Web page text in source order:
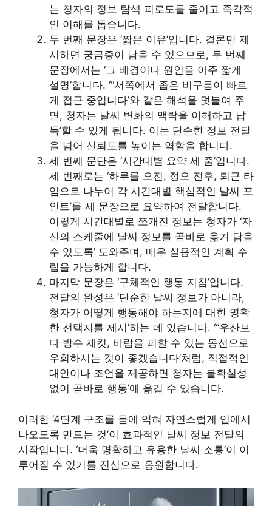
는 청자의 정보 탐색 피로도를 줄이고 즉각적
인 이해를 돕습니다.
두 번째 문장은 ‘짧은 이유’입니다. 결론만 제
시하면 궁금증이 남을 수 있으므로, 두 번째
문장에서는 ‘그 배경이나 원인을 아주 짧게
설명’합니다. “‘서쪽에서 좁은 비구름이 빠르
게 접근 중입니다’와 같은 해석을 덧붙여 주
면, 청자는 날씨 변화의 맥락을 이해하고 납
득’할 수 있게 됩니다. 이는 단순한 정보 전달
을 넘어 신뢰도를 높이는 역할을 합니다.
세 번째 문단은 ‘시간대별 요약 세 줄’입니다.
세 번째로는 ‘하루를 오전, 정오 전후, 퇴근 타
임으로 나누어 각 시간대별 핵심적인 날씨 포
인트’를 세 문장으로 요약하여 전달합니다.
이렇게 시간대별로 쪼개진 정보는 청자가 ‘자
신의 스케줄에 날씨 정보를 곧바로 옮겨 담을
수 있도록’ 도와주며, 매우 실용적인 계획 수
립을 가능하게 합니다.
마지막 문장은 ‘구체적인 행동 지침’입니다.
전달의 완성은 ‘단순한 날씨 정보가 아니라,
청자가 어떻게 행동해야 하는지에 대한 명확
한 선택지를 제시’하는 데 있습니다. “‘우산보
다 방수 재킷, 바람을 피할 수 있는 동선으로
우회하시는 것이 좋겠습니다’처럼, 직접적인
대안이나 조언을 제공하면 청자는 불확실성
없이 곧바로 행동’에 옮길 수 있습니다.
이러한 ‘4단계 구조를 몸에 익혀 자연스럽게 입에서
나오도록 만드는 것’이 효과적인 날씨 정보 전달의
시작입니다. ‘더욱 명확하고 유용한 날씨 소통’이 이
루어질 수 있기를 진심으로 응원합니다.